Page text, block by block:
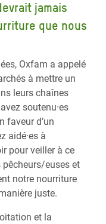
jamais
que nous
Oxfam a appelé
à mettre un
leurs chaînes
soutenu·es
faveur d’un
aidé·es à
pour veiller à ce
pêcheurs/euses et
notre nourriture
juste.
et la